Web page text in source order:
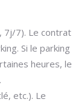
7j/7). Le contrat
Si le parking
heures, le
etc.). Le